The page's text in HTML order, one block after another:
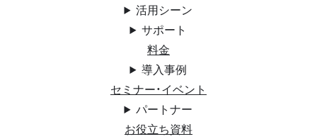
活用シーン
サポート
料金
導入事例
セミナー・イベント
パートナー
お役立ち資料